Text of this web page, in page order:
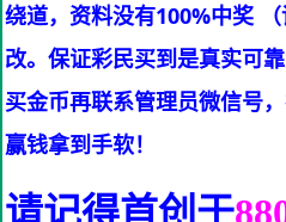
绕道，资料没有100%中奖
改。保证彩民买到是真实可
买金币再联系管理员微信号
赢钱拿到手软！
请记得首创于